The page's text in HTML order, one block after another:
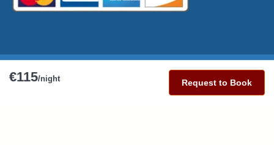
€115/night Request to Book
Copyright © 2026 France-Rentals. All Rights Reserved.